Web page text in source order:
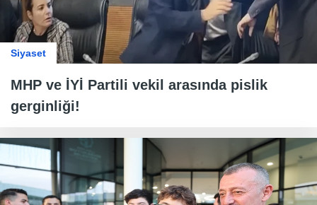
Siyaset
MHP ve İYİ Partili vekil arasında pislik
gerginliği!